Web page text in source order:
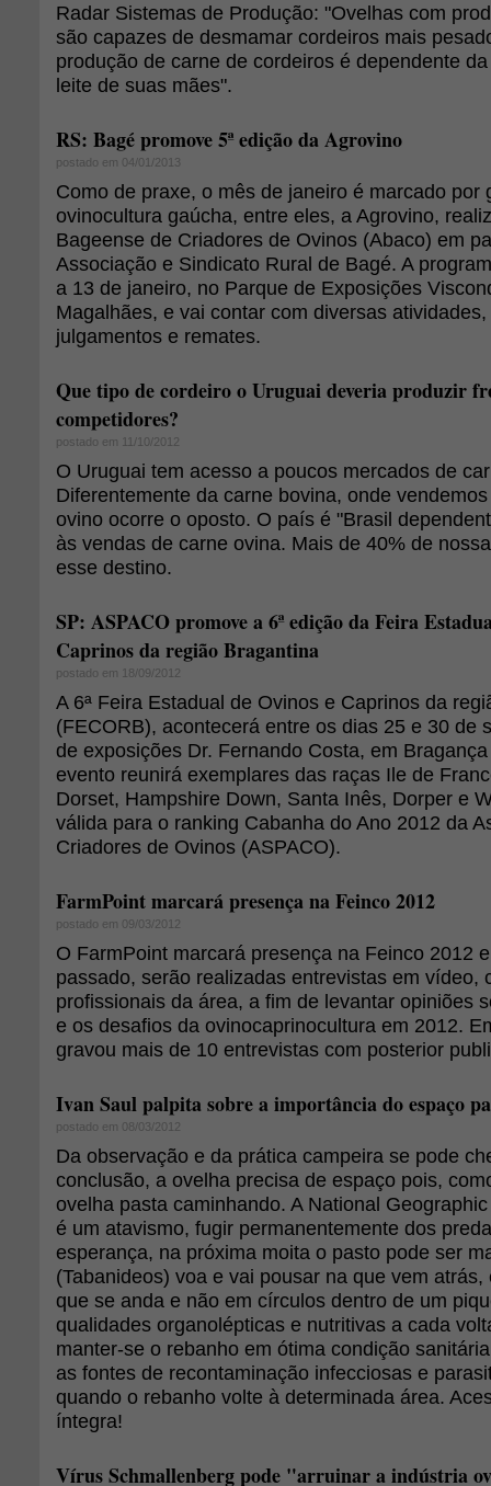
Radar Sistemas de Produção: "Ovelhas com
são capazes de desmamar cordeiros mais
produção de carne de cordeiros é dependente
leite de suas mães".
RS: Bagé promove 5ª edição da Agrovino
postado em 04/01/2013
Como de praxe, o mês de janeiro é marcado por
ovinocultura gaúcha, entre eles, a Agrovino,
Bageense de Criadores de Ovinos (Abaco) em
Associação e Sindicato Rural de Bagé. A
a 13 de janeiro, no Parque de Exposições
Magalhães, e vai contar com diversas
julgamentos e remates.
Que tipo de cordeiro o Uruguai deveria produzir
competidores?
postado em 11/10/2012
O Uruguai tem acesso a poucos mercados de
Diferentemente da carne bovina, onde
ovino ocorre o oposto. O país é "Brasil
às vendas de carne ovina. Mais de 40% de
esse destino.
SP: ASPACO promove a 6ª edição da Feira
Caprinos da região Bragantina
postado em 18/09/2012
A 6ª Feira Estadual de Ovinos e Caprinos da
(FECORB), acontecerá entre os dias 25 e 30 de
de exposições Dr. Fernando Costa, em
evento reunirá exemplares das raças Ile de
Dorset, Hampshire Down, Santa Inês, Dorper e
válida para o ranking Cabanha do Ano 2012 da
Criadores de Ovinos (ASPACO).
FarmPoint marcará presença na Feinco 2012
postado em 09/03/2012
O FarmPoint marcará presença na Feinco 2012
passado, serão realizadas entrevistas em vídeo,
profissionais da área, a fim de levantar opiniões
e os desafios da ovinocaprinocultura em 2012.
gravou mais de 10 entrevistas com posterior
Ivan Saul palpita sobre a importância do espaço
postado em 08/03/2012
Da observação e da prática campeira se pode
conclusão, a ovelha precisa de espaço pois,
ovelha pasta caminhando. A National
é um atavismo, fugir permanentemente dos
esperança, na próxima moita o pasto pode ser
(Tabanideos) voa e vai pousar na que vem
que se anda e não em círculos dentro de um
qualidades organolépticas e nutritivas a cada
manter-se o rebanho em ótima condição
as fontes de recontaminação infecciosas e
quando o rebanho volte à determinada área.
íntegra!
Vírus Schmallenberg pode "arruinar a indústria